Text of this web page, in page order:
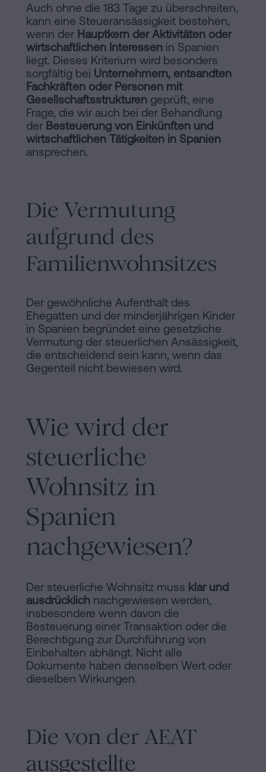
Auch ohne die 183 Tage zu überschreiten,
kann eine Steueransässigkeit bestehen,
wenn der Hauptkern der Aktivitäten oder
wirtschaftlichen Interessen in Spanien
liegt. Dieses Kriterium wird besonders
sorgfältig bei Unternehmern, entsandten
Fachkräften oder Personen mit
Gesellschaftsstrukturen geprüft, eine
Frage, die wir auch bei der Behandlung
der Besteuerung von Einkünften und
wirtschaftlichen Tätigkeiten in Spanien
ansprechen.
Die Vermutung
aufgrund des
Familienwohnsitzes
Der gewöhnliche Aufenthalt des
Ehegatten und der minderjährigen Kinder
in Spanien begründet eine gesetzliche
Vermutung der steuerlichen Ansässigkeit,
die entscheidend sein kann, wenn das
Gegenteil nicht bewiesen wird.
Wie wird der
steuerliche
Wohnsitz in
Spanien
nachgewiesen?
Der steuerliche Wohnsitz muss klar und
ausdrücklich nachgewiesen werden,
insbesondere wenn davon die
Besteuerung einer Transaktion oder die
Berechtigung zur Durchführung von
Einbehalten abhängt. Nicht alle
Dokumente haben denselben Wert oder
dieselben Wirkungen.
Die von der AEAT
ausgestellte